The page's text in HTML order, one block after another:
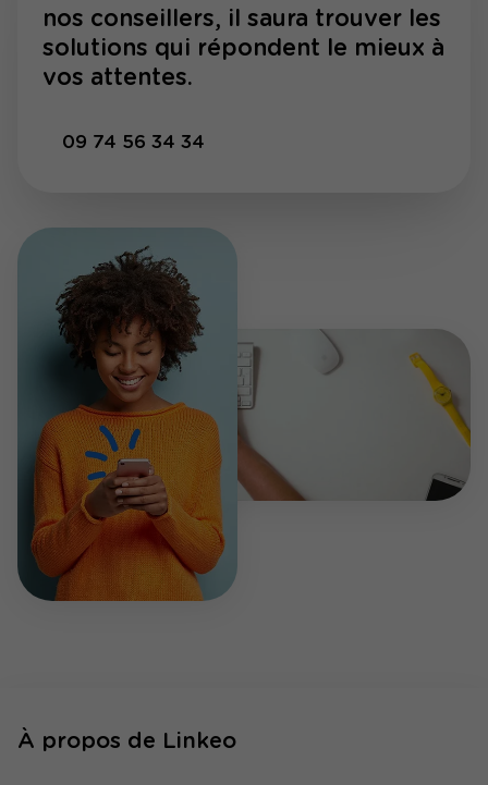
nos conseillers, il saura trouver les
solutions qui répondent le mieux à
vos attentes.
09 74 56 34 34
À propos de Linkeo